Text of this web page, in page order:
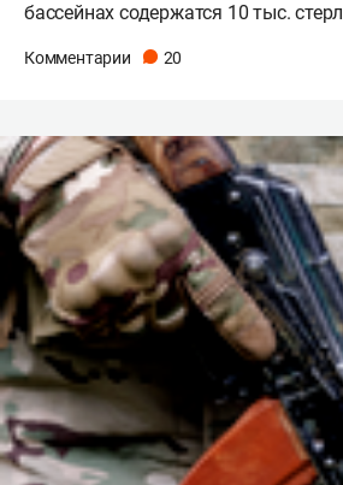
бассейнах содержатся 10 тыс.
Комментарии 20